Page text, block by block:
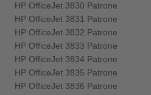
HP OfficeJet 3830 Patrone
HP OfficeJet 3831 Patrone
HP OfficeJet 3832 Patrone
HP OfficeJet 3833 Patrone
HP OfficeJet 3834 Patrone
HP OfficeJet 3835 Patrone
HP OfficeJet 3836 Patrone